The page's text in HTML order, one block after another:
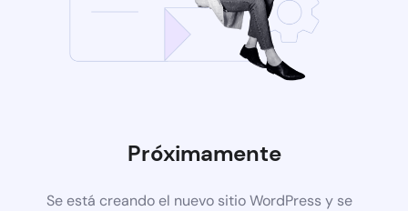
Próximamente
Se está creando el nuevo sitio WordPress y se